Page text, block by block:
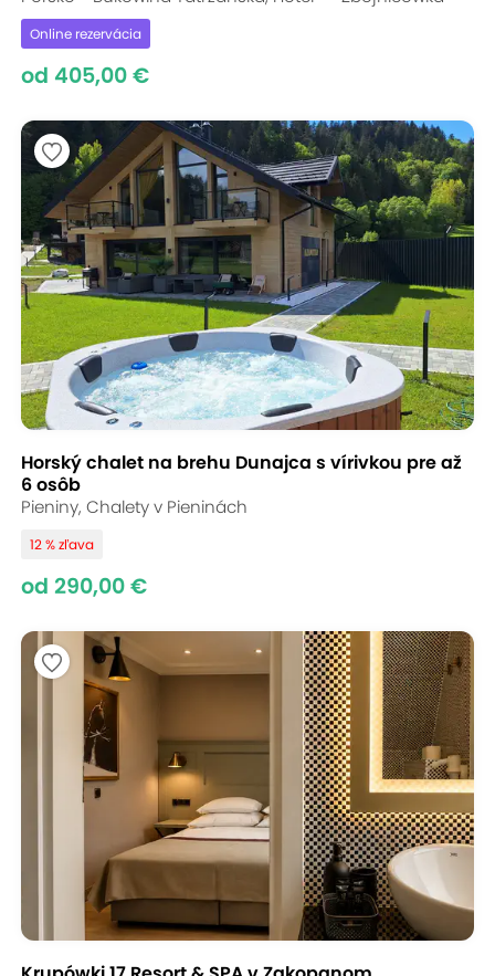
Online rezervácia
od 405,00 €
Horský chalet na brehu Dunajca s vírivkou pre až
6 osôb
Pieniny, Chalety v Pieninách
12 % zľava
od 290,00 €